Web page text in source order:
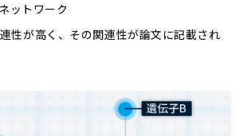
ットワーク
性が高く、その関連性が論文に記載され